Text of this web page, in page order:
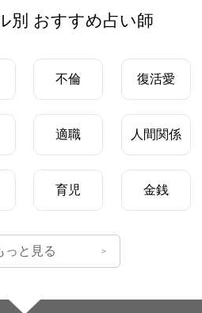
別 おすすめ占い師
不倫 復活愛
適職 人間関係
育児 金銭
っと見る